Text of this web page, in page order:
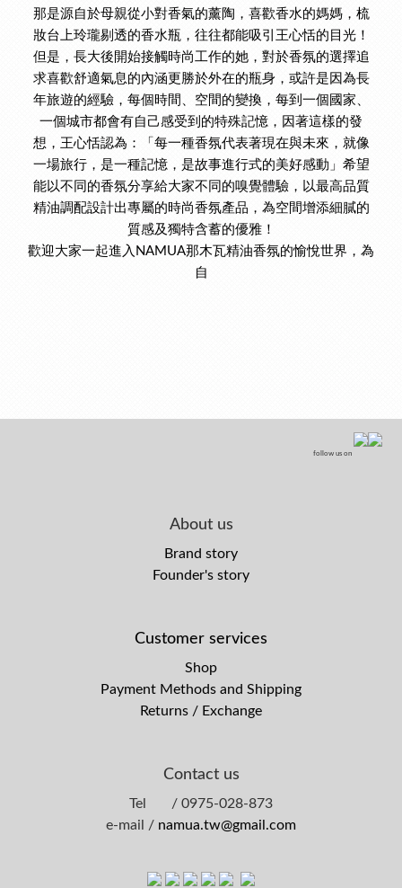
那是源自於母親從小對香氣的薰陶，喜歡香水的媽媽，梳
妝台上玲瓏剔透的香水瓶，往往都能吸引王心恬的目光！
但是，長大後開始接觸時尚工作的她，對於香氛的選擇追
求喜歡舒適氣息的內涵更勝於外在的瓶身，或許是因為長
年旅遊的經驗，每個時間、空間的變換，每到一個國家、
一個城市都會有自己感受到的特殊記憶，因著這樣的發
想，王心恬認為：「每一種香氛代表著現在與未來，就像
一場旅行，是一種記憶，是故事進行式的美好感動」希望
能以不同的香氛分享給大家不同的嗅覺體驗，以最高品質
精油調配設計出專屬的時尚香氛產品，為空間增添細膩的
質感及獨特含蓄的優雅！
歡迎大家一起進入NAMUA那木瓦精油香氛的愉悅世界，為
自
follow us on
About us
Brand story
Founder's story
Customer services
Shop
Payment Methods and Shipping
Returns / Exchange
Contact us
Tel / 0975-028-873
e-mail / namua.tw@gmail.com